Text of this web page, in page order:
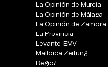
La Opinión de Murcia
La Opinión de Málaga
La Opinión de Zamora
La Provincia
Levante-EMV
Mallorca Zeitung
Regio7